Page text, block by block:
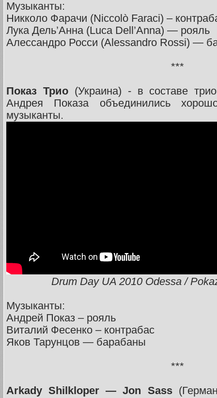
Музыканты:
Никколо Фарачи (Niccolò Faraci) –
Лука Дель’Анна (Luca Dell’Anna) — рояль
Алессандро Росси (Alessandro Rossi) —
***
Показ Трио(Украина) - в составе
Андрея Показа объединились
музыканты.
Drum Day UA 2010 Odessa /
Музыканты:
Андрей Показ – рояль
Виталий Фесенко – контрабас
Яков Тарунцов — барабаны
***
Arkady Shilkloper — Jon Sass